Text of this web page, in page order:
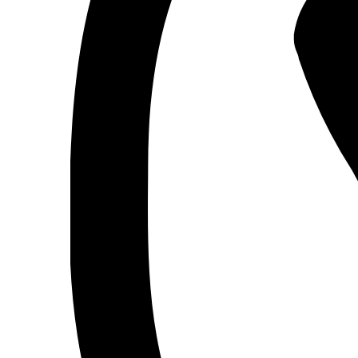
Каблекс Одесса
Мегомметр (Украина)
Новатек-Электро (Украина)
Одескабель Одесский кабельный завод
Промфактор
Термофит
Укрэнерго-Альянс (Украина)